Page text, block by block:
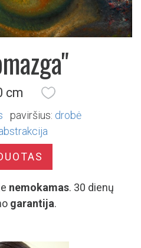
cm
paviršius: drobė
nemokamas. 30 dienų
garantija.